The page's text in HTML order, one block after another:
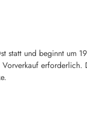
statt und beginnt um
erforderlich.